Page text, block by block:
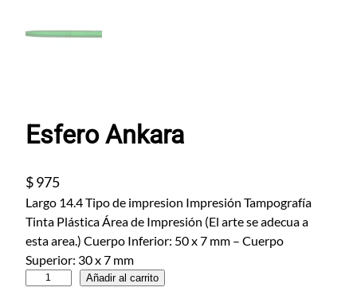
Esfero Ankara
$975
Largo 14.4 Tipo de impresion Impresión Tampografía
Tinta Plástica Área de Impresión (El arte se adecua a
esta area.) Cuerpo Inferior: 50 x 7 mm – Cuerpo
Superior: 30 x 7 mm
Añadir al carrito